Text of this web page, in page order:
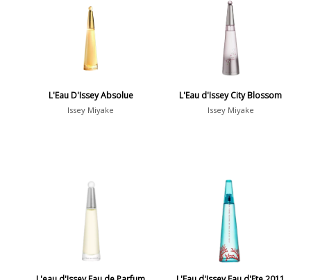
L'Eau D'Issey Absolue
Issey Miyake
L'Eau d'Issey City Blossom
Issey Miyake